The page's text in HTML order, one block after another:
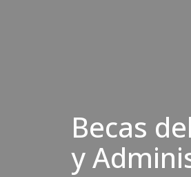
Becas
y